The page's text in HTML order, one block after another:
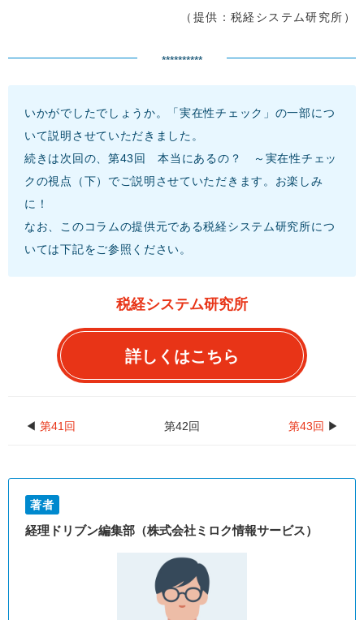
（提供：税経システム研究所）
**********
いかがでしたでしょうか。「実在性チェック」の一部につ
いて説明させていただきました。
続きは次回の、第43回 本当にあるの？ ～実在性チェッ
クの視点（下）でご説明させていただきます。お楽しみ
に！
なお、このコラムの提供元である税経システム研究所につ
いては下記をご参照ください。
税経システム研究所
詳しくはこちら
◀第41回 第42回 第43回 ▶
著者
経理ドリブン編集部（株式会社ミロク情報サービス）